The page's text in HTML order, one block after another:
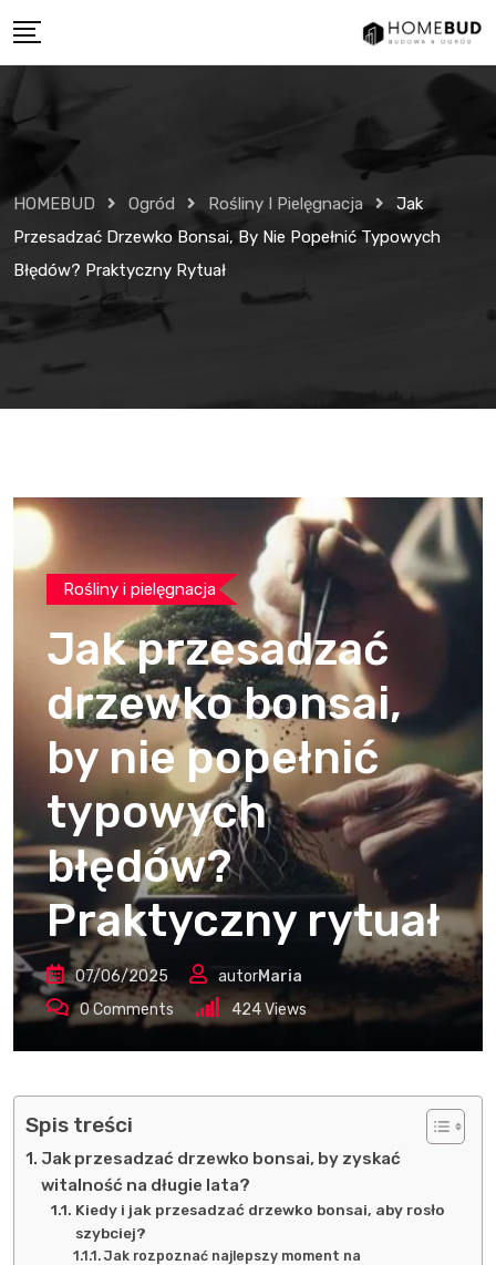
to
HOMEBUD Ogród Rośliny I Pielęgnacja
Jak
Przesadzać Drzewko Bonsai, By Nie Popełnić Typowych
Błędów? Praktyczny Rytuał
Rośliny i pielęgnacja
Jak przesadzać
drzewko bonsai,
by nie popełnić
typowych
błędów?
Praktyczny rytuał
07/06/2025 autorMaria
0Comments 424Views
Spis treści
Jak przesadzać drzewko bonsai, by zyskać
witalność na długie lata?
Kiedy i jak przesadzać drzewko bonsai, aby rosło
szybciej?
Jak rozpoznać najlepszy moment na